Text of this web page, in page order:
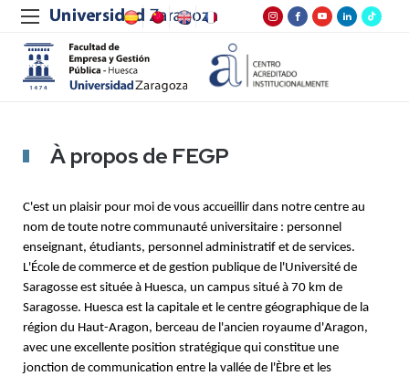
À propos de FEGP
C'est un plaisir pour moi de vous accueillir dans notre centre au
nom de toute notre communauté universitaire : personnel
enseignant, étudiants, personnel administratif et de services.
L'École de commerce et de gestion publique de l'Université de
Saragosse est située à Huesca, un campus situé à 70 km de
Saragosse. Huesca est la capitale et le centre géographique de la
région du Haut-Aragon, berceau de l'ancien royaume d'Aragon,
avec une excellente position stratégique qui constitue une
jonction de communication entre la vallée de l'Èbre et les